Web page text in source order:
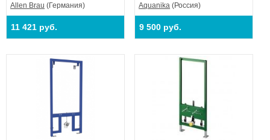
Allen Brau (Германия)
11 421 руб.
Aquanika (Россия)
9 500 руб.